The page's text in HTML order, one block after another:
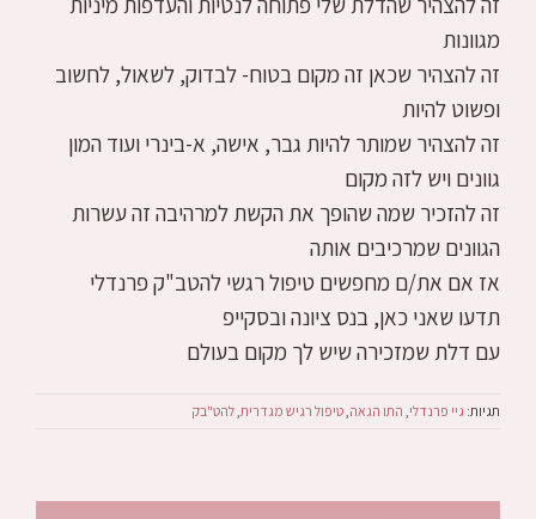
מגוונות
זה להצהיר שכאן זה מקום בטוח- לבדוק, לשאול, לחשוב
ופשוט להיות
זה להצהיר שמותר להיות גבר, אישה, א-בינרי ועוד המון
גוונים ויש לזה מקום
זה להזכיר שמה שהופך את הקשת למרהיבה זה עשרות
הגוונים שמרכיבים אותה
אז אם את/ם מחפשים טיפול רגשי להטב"ק פרנדלי
תדעו שאני כאן, בנס ציונה ובסקייפ
עם דלת שמזכירה שיש לך מקום בעולם
תגיות: גיי פרנדלי, התו הגאה,טיפול רגיש מגדרית,להט"בק